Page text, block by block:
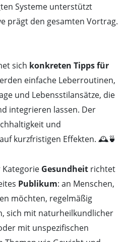
Systeme unterstützt
prägt den gesamten Vortrag.
sich konkreten Tipps für
einfache Leberroutinen,
und Lebensstilansätze, die
integrieren lassen. Der
und
kurzfristigen Effekten. 🕰️🍵
Kategorie Gesundheit richtet
Publikum: an Menschen,
möchten, regelmäßig
sich mit naturheilkundlicher
mit unspezifischen